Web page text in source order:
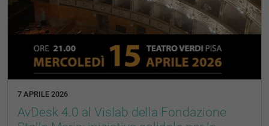
7 APRILE 2026
AvDesk 4.0 al Vislab della Fondazione